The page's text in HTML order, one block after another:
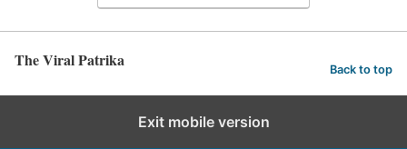
The Viral Patrika Back to top
Exit mobile version